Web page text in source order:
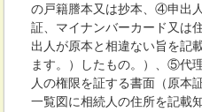
の戸籍謄本又は抄本、④申出
証、マイナンバーカード又は
出人が原本と相違ない旨を記
ます。）したもの。）、⑤代
人の権限を証する書面（原
一覧図に相続人の住所を記載